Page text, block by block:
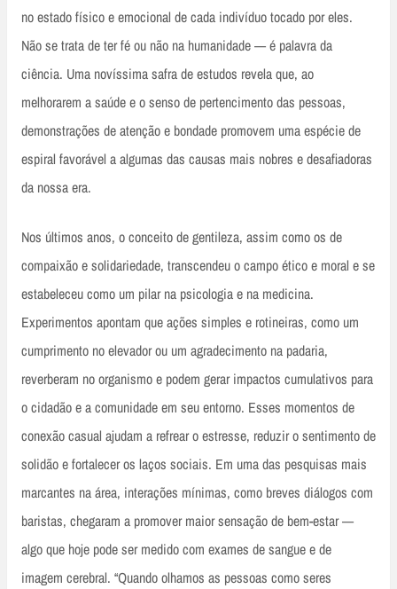
no estado físico e emocional de cada indivíduo tocado por eles.
Não se trata de ter fé ou não na humanidade — é palavra da
ciência. Uma novíssima safra de estudos revela que, ao
melhorarem a saúde e o senso de pertencimento das pessoas,
demonstrações de atenção e bondade promovem uma espécie de
espiral favorável a algumas das causas mais nobres e desafiadoras
da nossa era.
Nos últimos anos, o conceito de gentileza, assim como os de
compaixão e solidariedade, transcendeu o campo ético e moral e se
estabeleceu como um pilar na psicologia e na medicina.
Experimentos apontam que ações simples e rotineiras, como um
cumprimento no elevador ou um agradecimento na padaria,
reverberam no organismo e podem gerar impactos cumulativos para
o cidadão e a comunidade em seu entorno. Esses momentos de
conexão casual ajudam a refrear o estresse, reduzir o sentimento de
solidão e fortalecer os laços sociais. Em uma das pesquisas mais
marcantes na área, interações mínimas, como breves diálogos com
baristas, chegaram a promover maior sensação de bem-estar —
algo que hoje pode ser medido com exames de sangue e de
imagem cerebral. “Quando olhamos as pessoas como seres